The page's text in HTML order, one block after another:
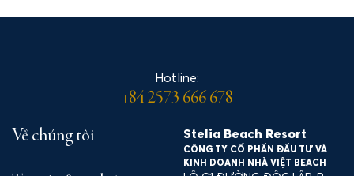
LÔ C1 ĐƯỜNG ĐỘC LẬP, P. TUY HÒA, ĐẮK LẮK
+84 2573 666 678
INFO@STELIARESORT.COM
Hotline:
+84 2573 666 678
Về chúng tôi
Stelia Beach Resort
CÔNG TY CỔ PHẦN ĐẦU TƯ VÀ
KINH DOANH NHÀ VIỆT BEACH